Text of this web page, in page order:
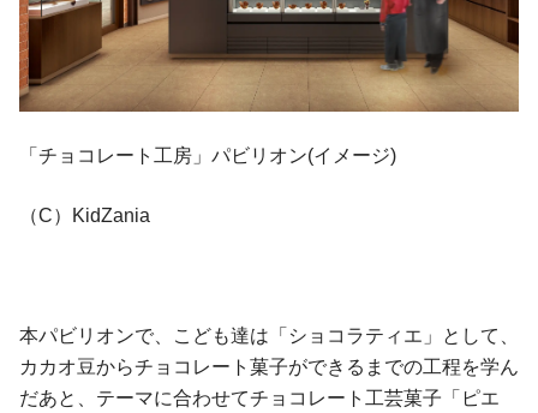
「チョコレート工房」パビリオン(イメージ)
（C）KidZania
本パビリオンで、こども達は「ショコラティエ」として、
カカオ豆からチョコレート菓子ができるまでの工程を学ん
だあと、テーマに合わせてチョコレート工芸菓子「ピエ